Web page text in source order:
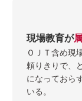
現場教育が
ＯＪＴ含め現
頼りきりで、
になっておら
いる。